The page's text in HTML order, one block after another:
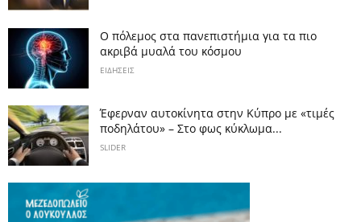
Ο πόλεμος στα πανεπιστήμια για τα πιο
ακριβά μυαλά του κόσμου
ΕΙΔΗΣΕΙΣ
Έφερναν αυτοκίνητα στην Κύπρο με «τιμές
ποδηλάτου» – Στο φως κύκλωμα...
SLIDER